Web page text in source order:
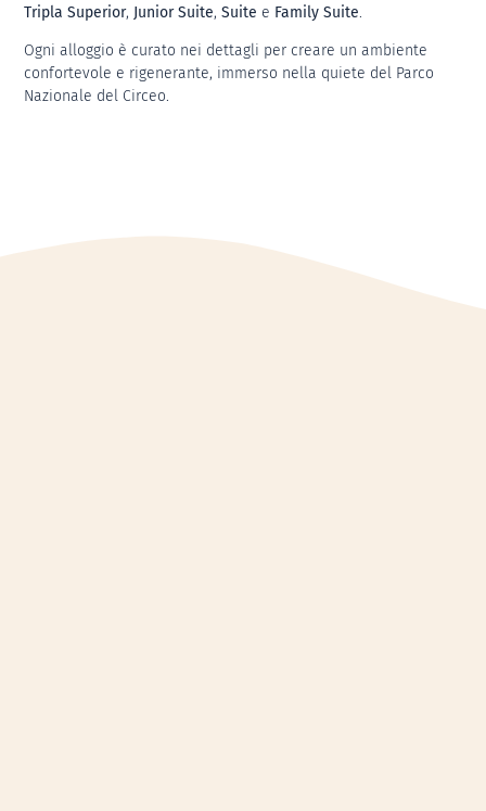
Tripla Superior, Junior Suite,Suite e Family Suite.
Ogni alloggio è curato nei dettagli per creare un ambiente
confortevole e rigenerante, immerso nella quiete del Parco
Nazionale del Circeo.